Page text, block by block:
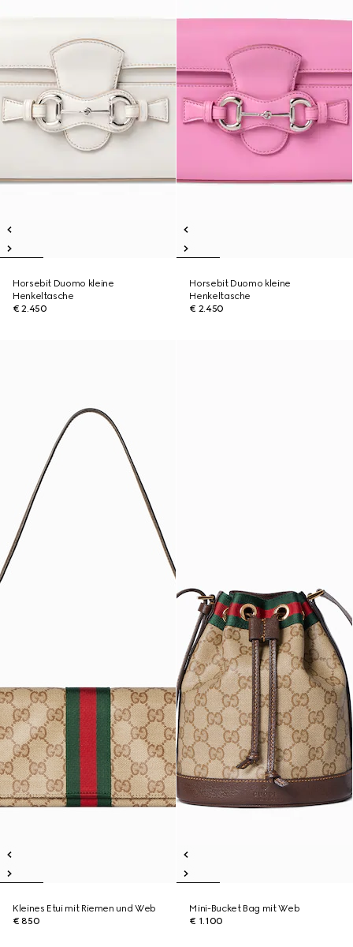
Horsebit Duomo kleine
Henkeltasche
€ 2.450
Horsebit Duomo kleine
Henkeltasche
€ 2.450
Kleines Etui mit Riemen und Web
€ 850
Mini-Bucket Bag mit Web
€ 1.100